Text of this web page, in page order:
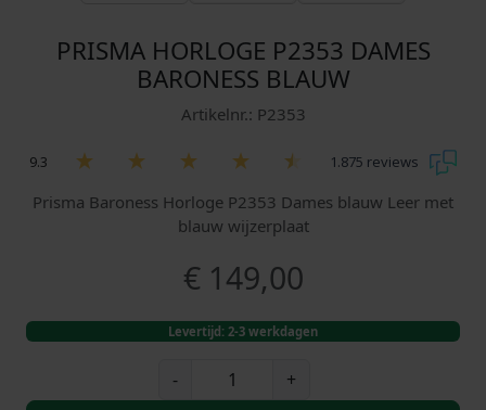
PRISMA HORLOGE P2353 DAMES
BARONESS BLAUW
Artikelnr.: P2353
9.3 1.875 reviews
Prisma Baroness Horloge P2353 Dames blauw Leer met
blauw wijzerplaat
€149,00
Levertijd: 2-3 werkdagen
- +